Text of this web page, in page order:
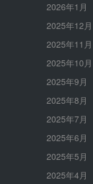
2026年1月
2025年12月
2025年11月
2025年10月
2025年9月
2025年8月
2025年7月
2025年6月
2025年5月
2025年4月